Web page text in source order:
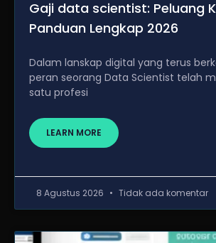
Gaji data scientist: Peluang
Panduan Lengkap 2026
Dalam lanskap digital yang terus
peran seorang Data Scientist telah
satu profesi
LEARN MORE
8 Agustus 2026 Tidak ada komentar